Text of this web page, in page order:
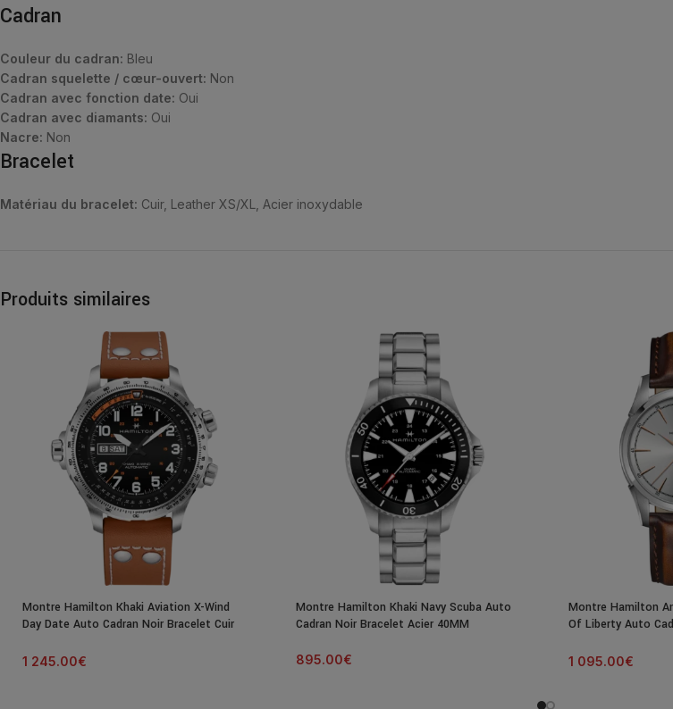
Cadran
Couleur du cadran: Bleu
Cadran squelette / cœur-ouvert: Non
Cadran avec fonction date: Oui
Cadran avec diamants: Oui
Nacre: Non
Bracelet
Matériau du bracelet: Cuir, Leather XS/XL, Acier inoxydable
Produits similaires
Montre Hamilton Khaki Aviation X-Wind
Day Date Auto Cadran Noir Bracelet Cuir
1 245.00€
Montre Hamilton Khaki Navy Scuba Auto
Cadran Noir Bracelet Acier 40MM
895.00€
Montre Hamilton
Of Liberty Auto
1 095.00€